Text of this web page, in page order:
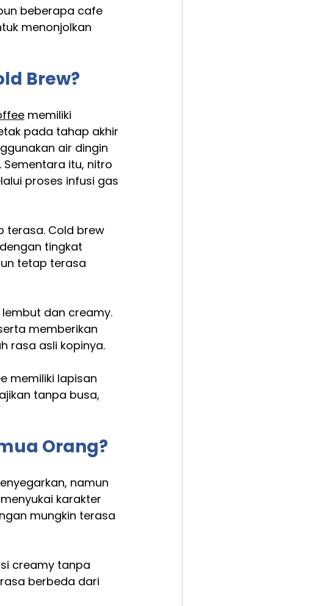
beberapa cafe
menonjolkan
Brew?
memiliki
pada tahap akhir
air dingin
itu, nitro
proses infusi gas
terasa. Cold brew
tingkat
tetap terasa
dan creamy.
memberikan
rasa asli kopinya.
memiliki lapisan
tanpa busa,
Orang?
namun
karakter
mungkin terasa
creamy tanpa
berbeda dari